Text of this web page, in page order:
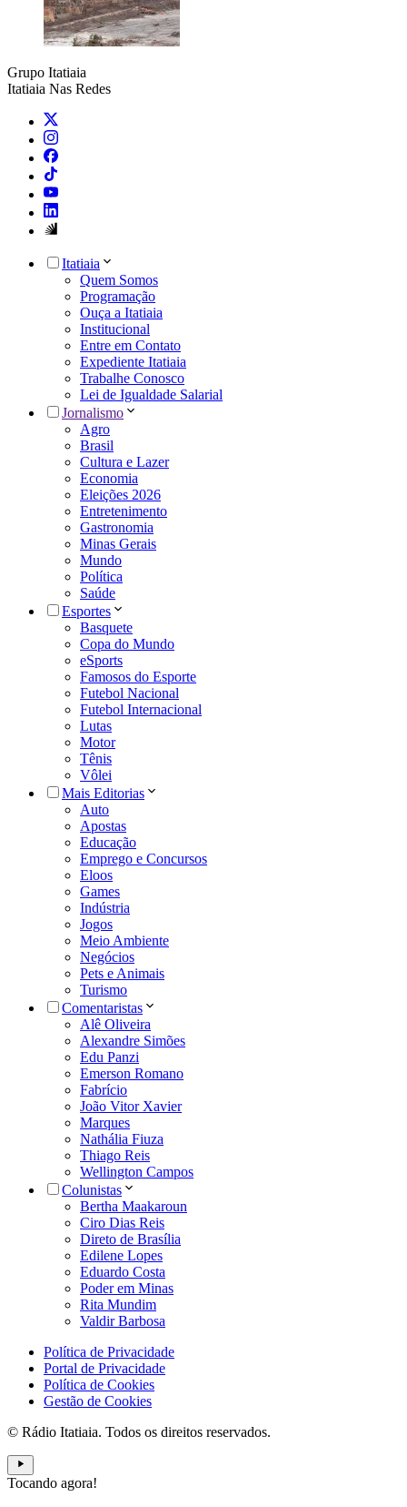
Grupo Itatiaia
Itatiaia Nas Redes
Itatiaia
Quem Somos
Programação
Ouça a Itatiaia
Institucional
Entre em Contato
Expediente Itatiaia
Trabalhe Conosco
Lei de Igualdade Salarial
Jornalismo
Agro
Brasil
Cultura e Lazer
Economia
Eleições 2026
Entretenimento
Gastronomia
Minas Gerais
Mundo
Política
Saúde
Esportes
Basquete
Copa do Mundo
eSports
Famosos do Esporte
Futebol Nacional
Futebol Internacional
Lutas
Motor
Tênis
Vôlei
Mais Editorias
Auto
Apostas
Educação
Emprego e Concursos
Eloos
Games
Indústria
Jogos
Meio Ambiente
Negócios
Pets e Animais
Turismo
Comentaristas
Alê Oliveira
Alexandre Simões
Edu Panzi
Emerson Romano
Fabrício
João Vitor Xavier
Marques
Nathália Fiuza
Thiago Reis
Wellington Campos
Colunistas
Bertha Maakaroun
Ciro Dias Reis
Direto de Brasília
Edilene Lopes
Eduardo Costa
Poder em Minas
Rita Mundim
Valdir Barbosa
Política de Privacidade
Portal de Privacidade
Política de Cookies
Gestão de Cookies
© Rádio Itatiaia. Todos os direitos reservados.
Tocando agora!